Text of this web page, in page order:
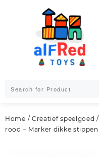
Home / Creatief speelgoed
rood – Marker dikke stippen